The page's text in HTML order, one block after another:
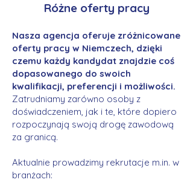
Różne oferty pracy
Nasza agencja oferuje zróżnicowane
oferty pracy w Niemczech, dzięki
czemu każdy kandydat znajdzie coś
dopasowanego do swoich
kwalifikacji, preferencji i możliwości.
Zatrudniamy zarówno osoby z
doświadczeniem, jak i te, które dopiero
rozpoczynają swoją drogę zawodową
za granicą.
Aktualnie prowadzimy rekrutacje m.in. w
branżach: